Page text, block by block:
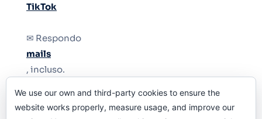
TikTok
✉ Respondo
mails
, incluso.
Y si una persona no puede tener teléfono, que
le quiten el teléfono.
We use our own and third-party cookies to ensure the
website works properly, measure usage, and improve our